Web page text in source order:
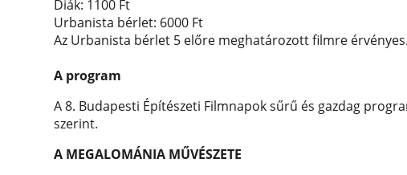
Diák: 1100 Ft
Urbanista bérlet: 6000 Ft
Az Urbanista bérlet 5 előre meghatározott filmre érvényes.
A program
A 8. Budapesti Építészeti Filmnapok sűrű és gazdag
szerint.
A MEGALOMÁNIA MŰVÉSZETE